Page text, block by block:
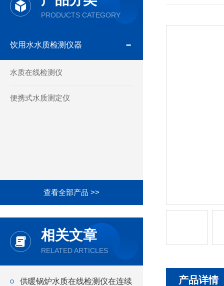
PRODUCTS CATEGORY
饮用水水质检测仪器
水质在线检测仪
便携式水质测定仪
查看全部产品 >>
相关文章
RELATED ARTICLES
供暖锅炉水质在线检测仪在连续
产品详情